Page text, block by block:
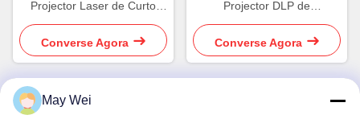
Projector Laser de Curto
Arremesso para Cinema em
Casa
Converse Agora
Projector DLP de
lançamento curto
Converse Agora
May Wei